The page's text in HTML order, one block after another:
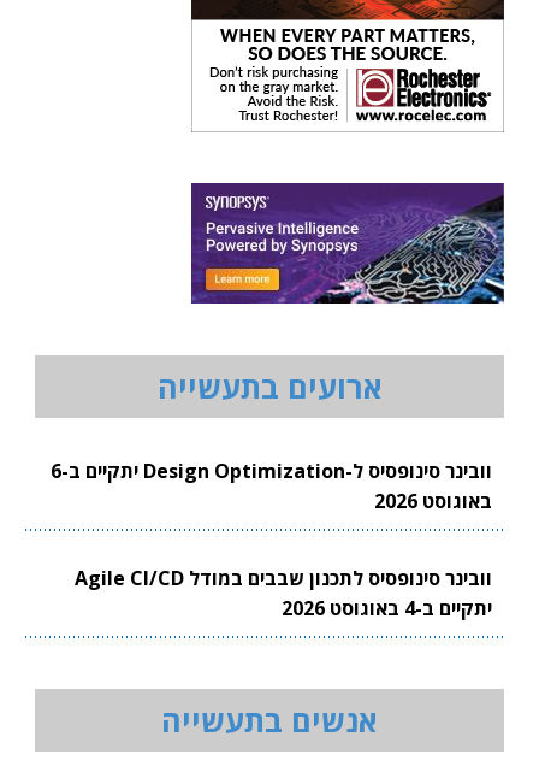
ארועים בתעשייה
וובינר סינופסיס ל-Design Optimization יתקיים ב-6
באוגוסט 2026
וובינר סינופסיס לתכנון שבבים במודל Agile CI/CD
יתקיים ב-4 באוגוסט 2026
אנשים בתעשייה